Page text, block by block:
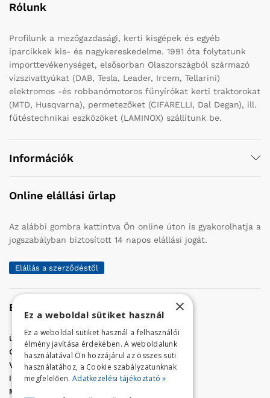
Rólunk
Profilunk a mezőgazdasági, kerti kisgépek és egyéb
iparcikkek kis- és nagykereskedelme. 1991 óta folytatunk
importtevékenységet, elsősorban Olaszországból származó
vízszivattyúkat (DAB, Tesla, Leader, Ircem, Tellarini)
elektromos -és robbanómotoros fűnyírókat kerti traktorokat
(MTD, Husqvarna), permetezőket (CIFARELLI, Dal Degan), ill.
fűtéstechnikai eszközöket (LAMINOX) szállítunk be.
Információk
Online elállási űrlap
Az alábbi gombra kattintva Ön online úton is gyakorolhatja a
jogszabályban biztosított 14 napos elállási jogát.
Elállás a szerződéstől
Elérhetőség
Üzletünk címe:Szolnok, Vércse út 17.
Golf Center Áruház:06 (56) 423-324
VÁR-Kert Áruház: 06 (56) 429-771
Iroda:06 (56) 421-857
Megrendelés, termék információ:
×
Ez a weboldal sütiket használ
Ez a weboldal sütiket használ a felhasználói
élmény javítása érdekében. A weboldalunk
használatával Ön hozzájárul az összes süti
használatához, a Cookie szabályzatunknak
megfelelően. Adatkezelési tájékoztató »